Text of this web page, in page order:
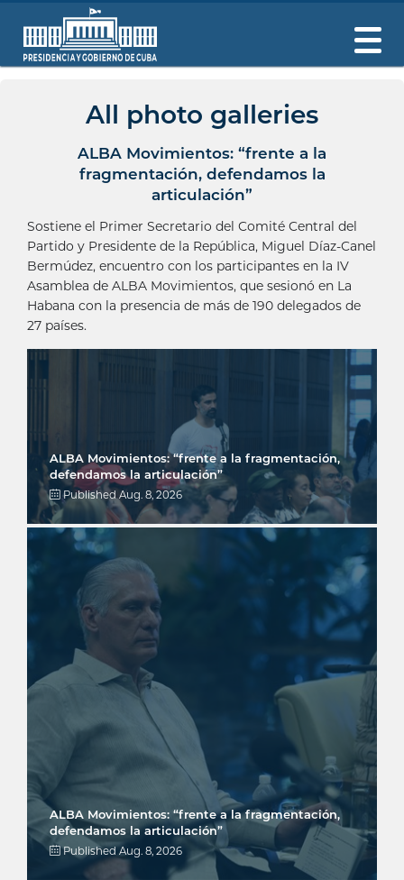
All photo galleries
ALBA Movimientos: “frente a la
fragmentación, defendamos la
articulación”
Sostiene el Primer Secretario del Comité Central del
Partido y Presidente de la República, Miguel Díaz-Canel
Bermúdez, encuentro con los participantes en la IV
Asamblea de ALBA Movimientos, que sesionó en La
Habana con la presencia de más de 190 delegados de
27 países.
ALBA Movimientos: “frente a la fragmentación,
defendamos la articulación”
PublishedAug. 8, 2026
ALBA Movimientos: “frente a la fragmentación,
defendamos la articulación”
Published Aug. 8, 2026